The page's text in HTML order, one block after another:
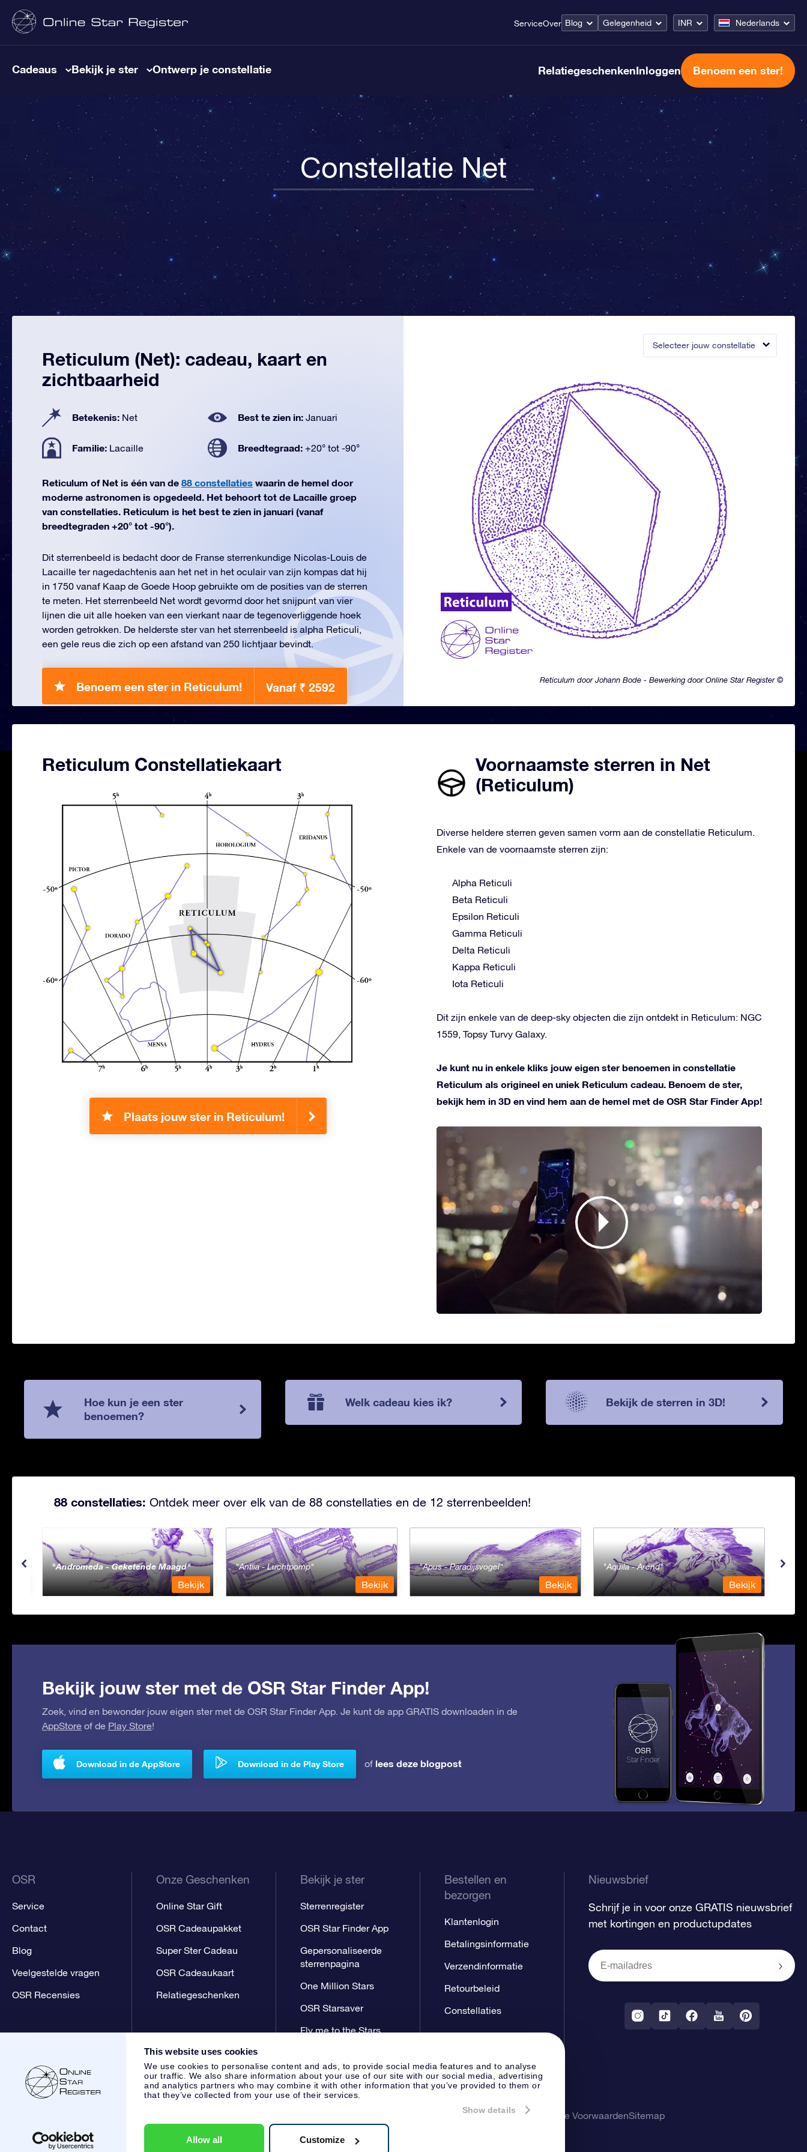
This website uses cookies
We use cookies to personalise content and ads, to provide social media features and to analyse
our traffic. We also share information about your use of our site with our social media, advertising
and analytics partners who may combine it with other information that you’ve provided to them or
that they’ve collected from your use of their services.
Show details
Allow all Customize
ServiceOver Blog Gelegenheid INR Nederlands
Cadeaus Bekijk je ster Ontwerp je constellatie RelatiegeschenkenInloggen Benoem een ster!
Constellatie Net
Selecteer jouw constellatie
Reticulum door Johann Bode - Bewerking door Online Star Register ©
Reticulum (Net): cadeau, kaart en
zichtbaarheid
Betekenis: Net Best te zien in: Januari
Familie: Lacaille Breedtegraad: +20° tot -90°
Reticulum of Net is één van de 88 constellaties waarin de hemel door
moderne astronomen is opgedeeld. Het behoort tot de Lacaille groep
van constellaties. Reticulum is het best te zien in januari (vanaf
breedtegraden +20° tot -90°).
Dit sterrenbeeld is bedacht door de Franse sterrenkundige Nicolas-Louis de
Lacaille ter nagedachtenis aan het net in het oculair van zijn kompas dat hij
in 1750 vanaf Kaap de Goede Hoop gebruikte om de posities van de sterren
te meten. Het sterrenbeeld Net wordt gevormd door het snijpunt van vier
lijnen die uit alle hoeken van een vierkant naar de tegenoverliggende hoek
worden getrokken. De helderste ster van het sterrenbeeld is alpha Reticuli,
een gele reus die zich op een afstand van 250 lichtjaar bevindt.
Benoem een ster in Reticulum! Vanaf ₹ 2592
Reticulum Constellatiekaart
Plaats jouw ster in Reticulum!
Voornaamste sterren in Net
(Reticulum)
Diverse heldere sterren geven samen vorm aan de constellatie Reticulum.
Enkele van de voornaamste sterren zijn:
Alpha Reticuli
Beta Reticuli
Epsilon Reticuli
Gamma Reticuli
Delta Reticuli
Kappa Reticuli
Iota Reticuli
Dit zijn enkele van de deep-sky objecten die zijn ontdekt in Reticulum: NGC
1559, Topsy Turvy Galaxy.
Je kunt nu in enkele kliks jouw eigen ster benoemen in constellatie
Reticulum als origineel en uniek Reticulum cadeau. Benoem de ster,
bekijk hem in 3D en vind hem aan de hemel met de OSR Star Finder App!
Hoe kun je een ster
benoemen?
Welk cadeau kies ik? Bekijk de sterren in 3D!
88 constellaties: Ontdek meer over elk van de 88 constellaties en de 12 sterrenbeelden!
Andromeda - Geketende Maagd
Bekijk
Antlia - Luchtpomp
Bekijk
Apus - Paradijsvogel
Bekijk
Aquila - Arend
Bekijk
Bekijk jouw ster met de OSR Star Finder App!
Zoek, vind en bewonder jouw eigen ster met de OSR Star Finder App. Je kunt de app GRATIS downloaden in de
AppStore of de Play Store!
Download in de AppStore Download in de Play Store of lees deze blogpost
OSR
Service
Contact
Blog
Veelgestelde vragen
OSR Recensies
Onze Geschenken
Online Star Gift
OSR Cadeaupakket
Super Ster Cadeau
OSR Cadeaukaart
Relatiegeschenken
Bekijk je ster
Sterrenregister
OSR Star Finder App
Gepersonaliseerde
sterrenpagina
One Million Stars
OSR Starsaver
Fly me to the Stars
Bestellen en
bezorgen
Klantenlogin
Betalingsinformatie
Verzendinformatie
Retourbeleid
Constellaties
Nieuwsbrief
Schrijf je in voor onze GRATIS nieuwsbrief
met kortingen en productupdates
Klantenservice:help@osr.org KVK: 60333553, VAT: NL 8538.62.722B01
PrivacyverklaringAlgemene VoorwaardenSitemap